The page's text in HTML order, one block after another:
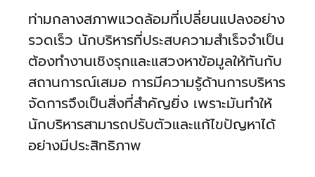
ติดต่อ
คณะ
English
ท่ามกลางสภาพแวดล้อมที่เปลี่ยนแปลงอย่าง
รวดเร็ว นักบริหารที่ประสบความสำเร็จจำเป็น
ต้องทำงานเชิงรุกและแสวงหาข้อมูลให้ทันกับ
สถานการณ์เสมอ การมีความรู้ด้านการบริหาร
จัดการจึงเป็นสิ่งที่สำคัญยิ่ง เพราะมันทำให้
นักบริหารสามารถปรับตัวและแก้ไขปัญหาได้
อย่างมีประสิทธิภาพ